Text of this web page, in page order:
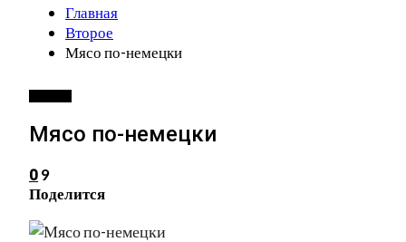
Главная
Второе
Мясо по-немецки
Мясо по-немецки
0 9
Поделится